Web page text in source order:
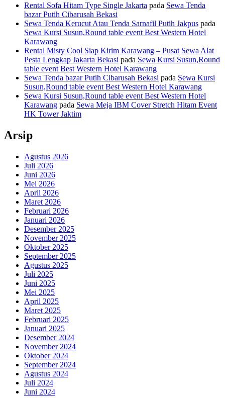
Rental Sofa Hitam Type Single Jakarta pada Sewa Tenda
bazar Putih Cibarusah Bekasi
Sewa Tenda Kerucut Atau Tenda Sarnafil Putih Jakpus pada
Sewa Kursi Susun,Round table event Best Western Hotel
Karawang
Rental Misty Cool Siap Kirim Karawang – Pusat Sewa Alat
Pesta Lengkap Jakarta Bekasi pada Sewa Kursi Susun,Round
table event Best Western Hotel Karawang
Sewa Tenda bazar Putih Cibarusah Bekasi pada Sewa Kursi
Susun,Round table event Best Western Hotel Karawang
Sewa Kursi Susun,Round table event Best Western Hotel
Karawang pada Sewa Meja IBM Cover Stretch Hitam Event
HK Tower Jaktim
Arsip
Agustus 2026
Juli 2026
Juni 2026
Mei 2026
April 2026
Maret 2026
Februari 2026
Januari 2026
Desember 2025
November 2025
Oktober 2025
September 2025
Agustus 2025
Juli 2025
Juni 2025
Mei 2025
April 2025
Maret 2025
Februari 2025
Januari 2025
Desember 2024
November 2024
Oktober 2024
September 2024
Agustus 2024
Juli 2024
Juni 2024